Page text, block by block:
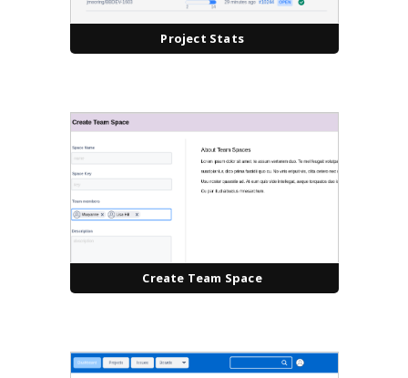
Project Stats
Create Team Space